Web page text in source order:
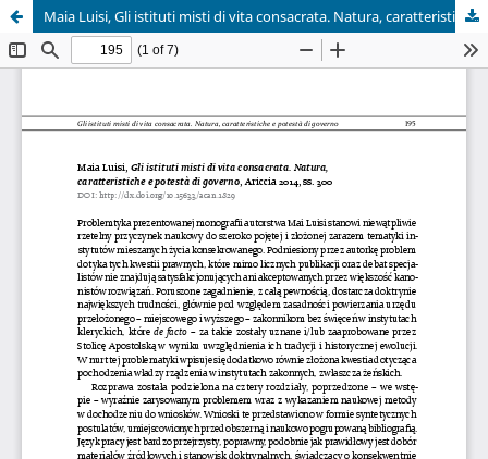
Maia Luisi, Gli istituti misti di vita consacrata. Natura, caratteristiche e potestà di governo